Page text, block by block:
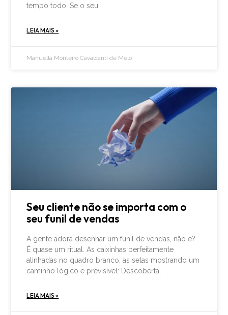
tempo todo. Se o seu
LEIA MAIS »
Manuella Monteiro Cavalcanti de Melo
Seu cliente não se importa com o
seu funil de vendas
A gente adora desenhar um funil de vendas, não é?
É quase um ritual. As caixinhas perfeitamente
alinhadas no quadro branco, as setas mostrando um
caminho lógico e previsível: Descoberta,
LEIA MAIS »